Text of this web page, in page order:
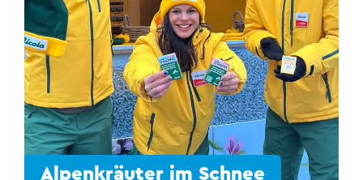
Alpenkräuter im Schnee